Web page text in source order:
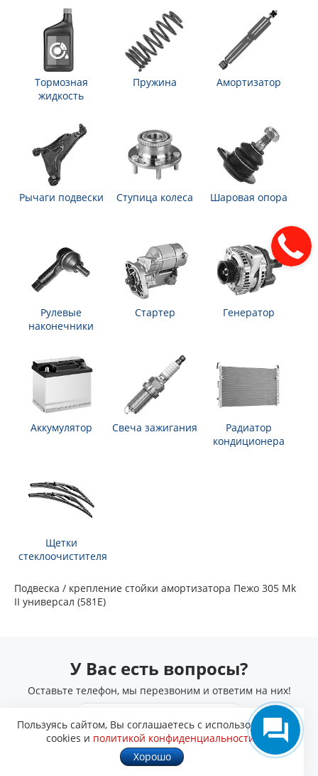
Тормозная
жидкость
Пружина Амортизатор
Рычаги подвески Ступица колеса Шаровая опора
Рулевые
наконечники
Стартер Генератор
Аккумулятор Свеча зажигания
Радиатор
кондиционера
Щетки
стеклоочистителя
Подвеска / крепление стойки амортизатора Пежо 305 Mk
II универсал (581E)
У Вас есть вопросы?
Оставьте телефон, мы перезвоним и ответим на них!
Получить консультацию
Пользуясь сайтом, Вы соглашаетесь с использованием
cookies и политикой конфиденциальности
Хорошо